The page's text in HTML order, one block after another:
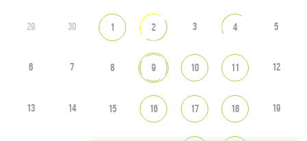
29 30 1 2 3 4 5
6 7 8 9 10 11 12
13 14 15 16 17 18 19